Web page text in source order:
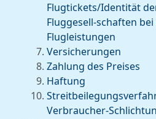
Flugtickets/Identität
Fluggesell-schaften
Flugleistungen
Versicherungen
Zahlung des Preises
Haftung
Verbraucher-